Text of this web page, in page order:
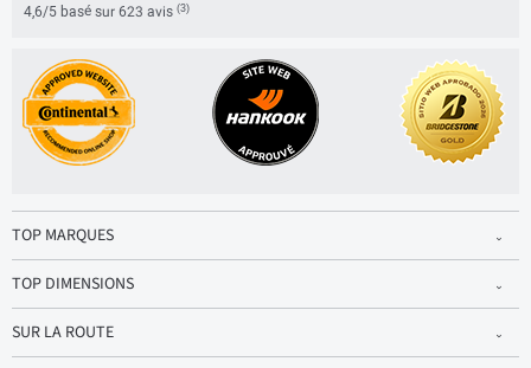
4,6/5 basé sur 623 avis (3)
TOP MARQUES
TOP DIMENSIONS
SUR LA ROUTE